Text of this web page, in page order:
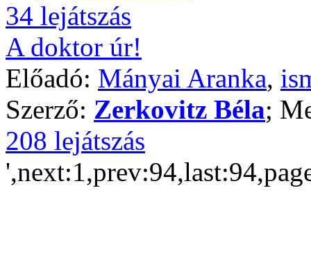
34 lejátszás
A doktor úr!
Előadó: Mányai Aranka,
Szerző: Zerkovitz Béla;
208 lejátszás